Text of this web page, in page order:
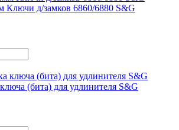
Ключи д/замков 6860/6880 S&G
(бита) для удлинителя S&G